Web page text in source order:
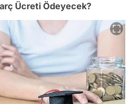
Ücreti Ödeyecek?